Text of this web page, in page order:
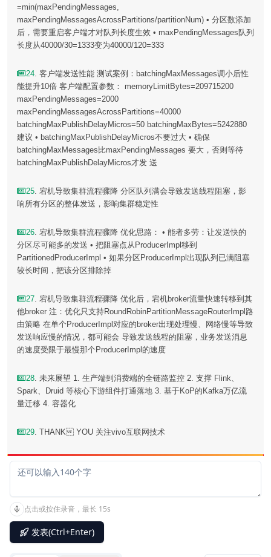
=min(maxPendingMessages,
maxPendingMessagesAcrossPartitions/partitionNum) • 分区数添加
后，需要重启客户端才对队列长度生效 • maxPendingMessages队列
长度从40000/30=1333变为40000/120=333
24. 客户端发送性能 测试案例：batchingMaxMessages调小后性
能提升10倍 客户端配置参数： memoryLimitBytes=209715200
maxPendingMessages=2000
maxPendingMessagesAcrossPartitions=40000
batchingMaxPublishDelayMicros=50 batchingMaxBytes=5242880
建议 • batchingMaxPublishDelayMicros不要过大 • 确保
batchingMaxMessages比maxPendingMessages 要大，否则等待
batchingMaxPublishDelayMicros才发 送
25. 宕机导致集群流程骤降 分区队列满会导致发送线程阻塞，影
响所有分区的整体发送，影响集群稳定性
26. 宕机导致集群流程骤降 优化思路： • 能者多劳：让发送快的
分区尽可能多的发送 • 把阻塞点从ProducerImpl移到
PartitionedProducerImpl • 如果分区ProducerImpl出现队列已满阻塞
较长时间，把该分区排除掉
27. 宕机导致集群流程骤降 优化后，宕机broker流量快速转移到其
他broker 注：优化只支持RoundRobinPartitionMessageRouterImpl路
由策略 在单个ProducerImpl对应的broker出现处理慢、网络慢等导致
发送响应慢的情况，都可能会 导致发送线程的阻塞，业务发送消息
的速度受限于最慢那个ProducerImpl的速度
28. 未来展望 1. 生产端到消费端的全链路监控 2. 支撑 Flink、
Spark、Druid 等核心下游组件打通落地 3. 基于KoP的Kafka万亿流
量迁移 4. 容器化
29. THANK YOU 关注vivo互联网技术